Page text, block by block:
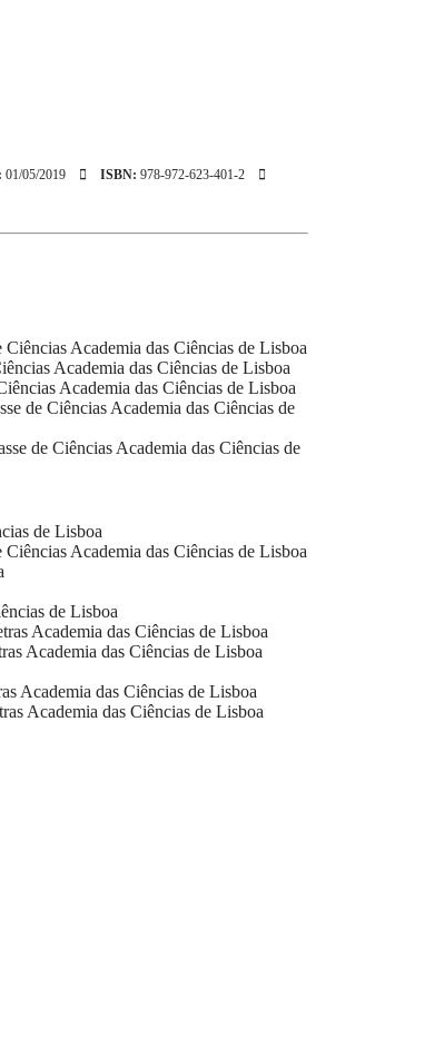
01/05/2019 ISBN: 978-972-623-401-2
Ciências Academia das Ciências de Lisboa
Academia das Ciências de Lisboa
Academia das Ciências de Lisboa
de Ciências Academia das Ciências de
de Ciências Academia das Ciências de
de Lisboa
Ciências Academia das Ciências de Lisboa
de Lisboa
Academia das Ciências de Lisboa
Academia das Ciências de Lisboa
Academia das Ciências de Lisboa
Academia das Ciências de Lisboa